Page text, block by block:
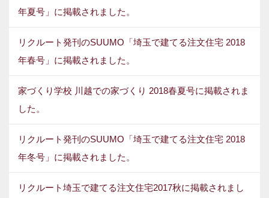
年夏号」に掲載されました。
リクルート発刊のSUUMO「埼玉で建てる注文住宅 2018
年春号」に掲載されました。
家づくり学校 川越での家づくり 2018春夏号に掲載されま
した。
リクルート発刊のSUUMO「埼玉で建てる注文住宅 2018
年冬号」に掲載されました。
リクルート埼玉で建てる注文住宅2017秋に掲載されまし